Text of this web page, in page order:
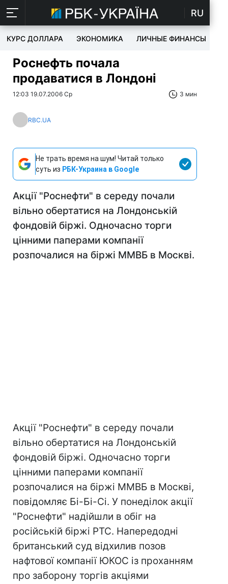
RU
КУРС ДОЛЛАРА ЭКОНОМИКА ЛИЧНЫЕ ФИНАНСЫ
Роснефть почала
продаватися в Лондоні
12:03 19.07.2006 Ср 3 мин
RBC.UA
Не трать время на шум! Читай только
суть из РБК-Украина в Google
Акції "Роснефти" в середу почали
вільно обертатися на Лондонській
фондовій біржі. Одночасно торги
цінними паперами компанії
розпочалися на біржі ММВБ в Москві.
Акції "Роснефти" в середу почали
вільно обертатися на Лондонській
фондовій біржі. Одночасно торги
цінними паперами компанії
розпочалися на біржі ММВБ в Москві,
повідомляє Бі-Бі-Сі. У понеділок акції
"Роснефти" надійшли в обіг на
російській біржі РТС. Напередодні
британський суд відхилив позов
нафтової компанії ЮКОС із проханням
про заборону торгів акціями